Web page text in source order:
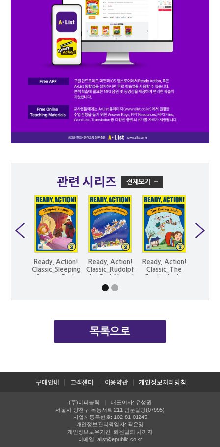
관련 시리즈
Ready, Action!
Classic_Sleeping
Ready, Action!
Classic_Rudolph,
Reindeer, Pack
Ready, Action!
Classic_The
구매안내 고객센터 이용약관 개인정보처리방침
(주)이퍼블릭 |
대표이사: 유성권
서울시 양천구 목동서로 211 범문빌딩(07995)
사업자등록번호: 102-81-01245
개인정보관리책임자: 곽은영
개인정보보유기간: 회원탈퇴 시까지
이메일: alist@epublic.co.kr